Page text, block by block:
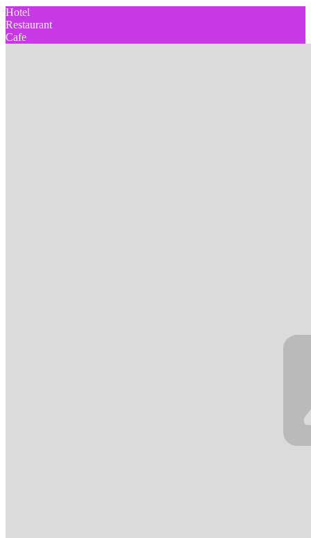
Hotel
Restaurant
Cafe